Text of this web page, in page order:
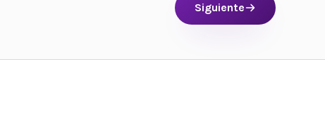
Siguiente